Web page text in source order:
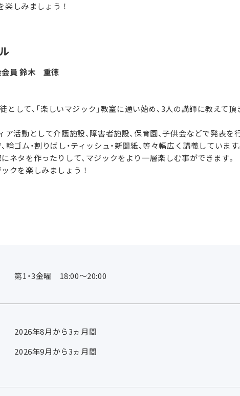
しみましょう！
会員 鈴木 重徳
として、「楽しいマジック」教室に通い始め、3人の講師に教えて
ア活動として介護施設、障害者施設、保育園、子供会などで発表を
輪ゴム・割りばし・ティッシュ・新聞紙、等々幅広く講義しています
ネタを作ったりして、マジックをより一層楽しむ事ができます。
クを楽しみましょう！
第1・3金曜 18:00～20:00
2026年8月から3ヵ月間
2026年9月から3ヵ月間